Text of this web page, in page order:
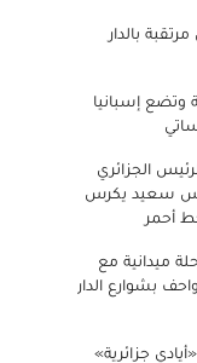
بالدار
وتضع إسبانيا
الجزائري
سعيد يكرس
أحمر
ميدانية مع
بشوارع الدار
جزائرية»